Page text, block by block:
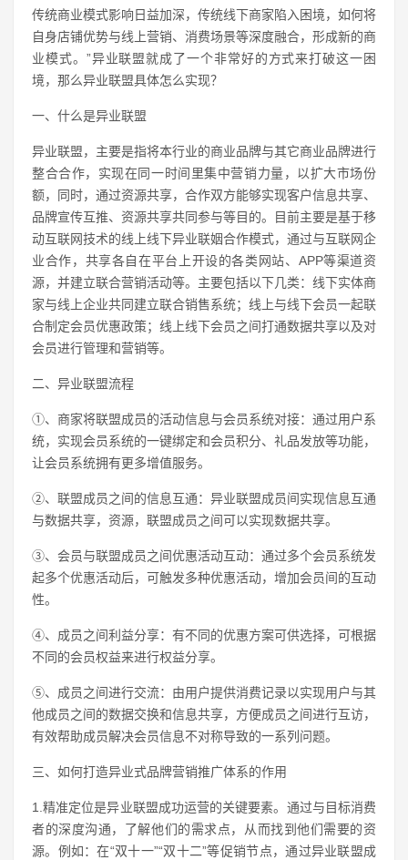
传统商业模式影响日益加深，传统线下商家陷入困境，如何将
自身店铺优势与线上营销、消费场景等深度融合，形成新的商
业模式。”异业联盟就成了一个非常好的方式来打破这一困
境，那么异业联盟具体怎么实现？
一、什么是异业联盟
异业联盟，主要是指将本行业的商业品牌与其它商业品牌进行
整合合作，实现在同一时间里集中营销力量，以扩大市场份
额，同时，通过资源共享，合作双方能够实现客户信息共享、
品牌宣传互推、资源共享共同参与等目的。目前主要是基于移
动互联网技术的线上线下异业联姻合作模式，通过与互联网企
业合作，共享各自在平台上开设的各类网站、APP等渠道资
源，并建立联合营销活动等。主要包括以下几类：线下实体商
家与线上企业共同建立联合销售系统；线上与线下会员一起联
合制定会员优惠政策；线上线下会员之间打通数据共享以及对
会员进行管理和营销等。
二、异业联盟流程
①、商家将联盟成员的活动信息与会员系统对接：通过用户系
统，实现会员系统的一键绑定和会员积分、礼品发放等功能，
让会员系统拥有更多增值服务。
②、联盟成员之间的信息互通：异业联盟成员间实现信息互通
与数据共享，资源，联盟成员之间可以实现数据共享。
③、会员与联盟成员之间优惠活动互动：通过多个会员系统发
起多个优惠活动后，可触发多种优惠活动，增加会员间的互动
性。
④、成员之间利益分享：有不同的优惠方案可供选择，可根据
不同的会员权益来进行权益分享。
⑤、成员之间进行交流：由用户提供消费记录以实现用户与其
他成员之间的数据交换和信息共享，方便成员之间进行互访，
有效帮助成员解决会员信息不对称导致的一系列问题。
三、如何打造异业式品牌营销推广体系的作用
1.精准定位是异业联盟成功运营的关键要素。通过与目标消费
者的深度沟通，了解他们的需求点，从而找到他们需要的资
源。例如：在“双十一”“双十二”等促销节点，通过异业联盟成